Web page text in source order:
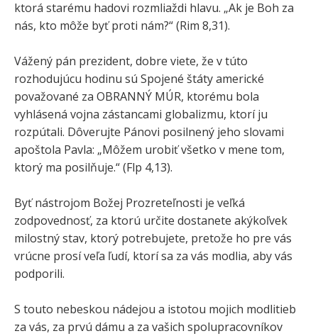
ktorá starému hadovi rozmliaždi hlavu. „Ak je Boh za
nás, kto môže byť proti nám?“ (Rim 8,31).
Vážený pán prezident, dobre viete, že v túto
rozhodujúcu hodinu sú Spojené štáty americké
považované za OBRANNÝ MÚR, ktorému bola
vyhlásená vojna zástancami globalizmu, ktorí ju
rozpútali. Dôverujte Pánovi posilnený jeho slovami
apoštola Pavla: „Môžem urobiť všetko v mene tom,
ktorý ma posilňuje.“ (Flp 4,13).
Byť nástrojom Božej Prozreteľnosti je veľká
zodpovednosť, za ktorú určite dostanete akýkoľvek
milostný stav, ktorý potrebujete, pretože ho pre vás
vrúcne prosí veľa ľudí, ktorí sa za vás modlia, aby vás
podporili.
S touto nebeskou nádejou a istotou mojich modlitieb
za vás, za prvú dámu a za vašich spolupracovníkov